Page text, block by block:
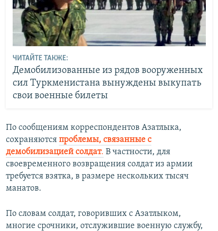
ЧИТАЙТЕ ТАКЖЕ:
Демобилизованные из рядов вооруженных
сил Туркменистана вынуждены выкупать
свои военные билеты
По сообщениям корреспондентов Азатлыка,
сохраняются проблемы, связанные с
демобилизацией солдат. В частности, для
своевременного возвращения солдат из армии
требуется взятка, в размере нескольких тысяч
манатов.
По словам солдат, говоривших с Азатлыком,
многие срочники, отслужившие военную службу,